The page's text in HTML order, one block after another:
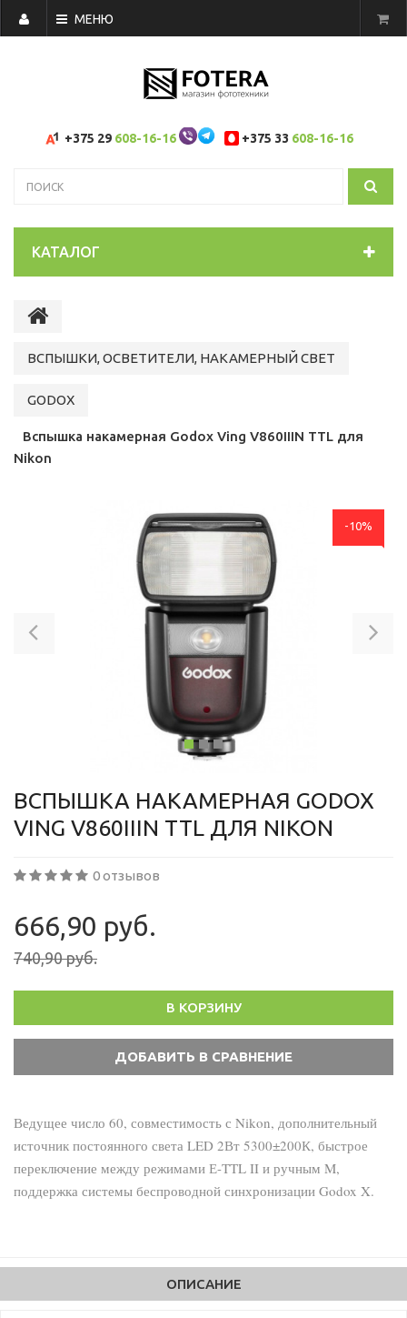
МЕНЮ
+375 29 608-16-16 +375 33 608-16-16
КАТАЛОГ
ВСПЫШКИ, ОСВЕТИТЕЛИ, НАКАМЕРНЫЙ СВЕТ
GODOX
Вспышка накамерная Godox Ving V860IIIN TTL для
Nikon
-10%
ВСПЫШКА НАКАМЕРНАЯ GODOX
VING V860IIIN TTL ДЛЯ NIKON
0 отзывов
666,90 руб.
740,90 руб.
В КОРЗИНУ
Ведущее число 60, совместимость с Nikon, дополнительный
источник постоянного света LED 2Вт 5300±200К, быстрое
переключение между режимами Е-TTL II и ручным M,
поддержка системы беспроводной синхронизации Godox X.
ОПИСАНИЕ